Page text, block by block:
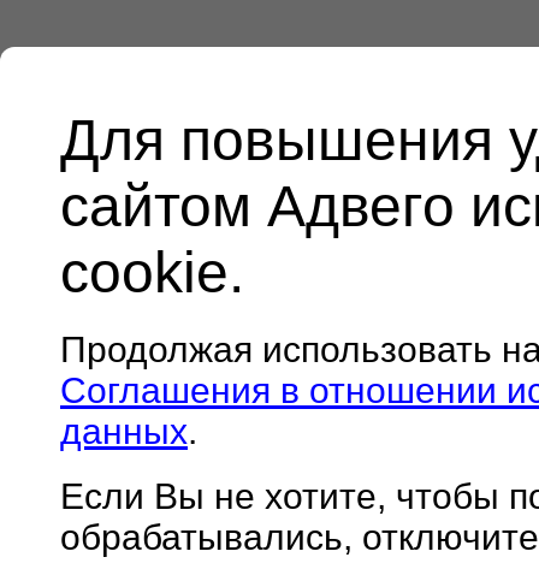
Для повышения
сайтом Адвего
cookie.
Продолжая использовать
Соглашения в отношении
данных.
Если Вы не хотите, чтобы
обрабатывались,